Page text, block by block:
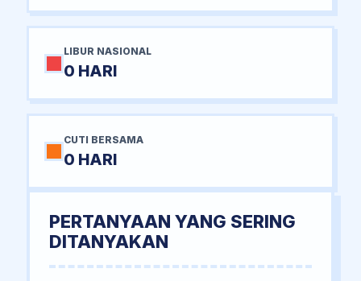
LIBUR NASIONAL
0 HARI
CUTI BERSAMA
0 HARI
PERTANYAAN YANG SERING
DITANYAKAN